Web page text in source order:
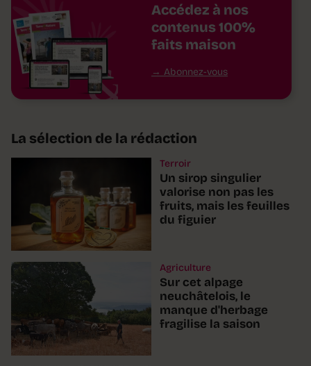
Accédez à nos
contenus 100%
faits maison
Abonnez-vous
La sélection de la rédaction
Terroir
Un sirop singulier
valorise non pas les
fruits, mais les feuilles
du figuier
Agriculture
Sur cet alpage
neuchâtelois, le
manque d'herbage
fragilise la saison